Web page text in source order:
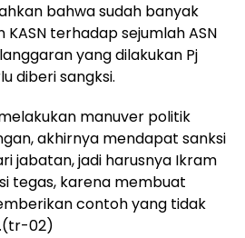
bahwa sudah banyak
terhadap sejumlah ASN
yang dilakukan Pj
diberi sangksi.
manuver politik
akhirnya mendapat sanksi
jabatan, jadi harusnya Ikram
tegas, karena membuat
contoh yang tidak
02)